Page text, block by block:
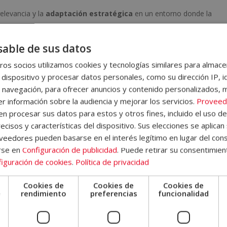
y la adaptación estratégica en un entorno donde la
automatizada.
posicionar en buscadores
y sistemas generativos.
programa?
5.0 está dirigido a empresarios, directivos, emprendedores,
que quiera adquirir conocimientos especializados
impulsados por IA. Es especialmente relevante para
y seleccionan contenido.
y datos.
de sus datos
socios utilizamos cookies y tecnologías similares para
dispositivo y procesar datos personales, como su dirección IP,
para ofrecer anuncios y contenido personalizados,
información sobre la audiencia y mejorar los servicios.
procesar sus datos para estos y otros fines, incluido el uso
y características del dispositivo. Sus elecciones se
pueden basarse en el interés legítimo en lugar del
en Configuración de publicidad. Puede retirar su
de cookies. Política de privacidad
Cookies de
rendimiento
Cookies de
preferencias
Cookies de
funcionalidad